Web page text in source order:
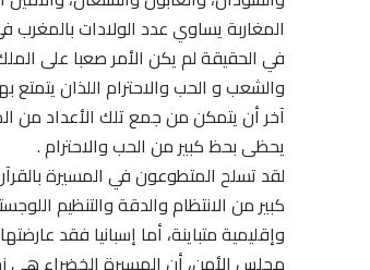
المغاربة يساوي عدد الولادات بالمغرب
في الحقيقة لم يكن الأمر صعبا على
والشعب و الحب والاحترام اللذان
آخر أن يتمكن من جمع تلك الأعداد من
يحظى بحظ كبير من الحب والاحترام .
لقد تسلح المتطوعون في المسيرة
كبير من الانتظام والدقة والتنظيم
وإقليمية متباينة، أما إسبانيا فقد
مجلس الأمن، أن المسيرة الخضراء هي